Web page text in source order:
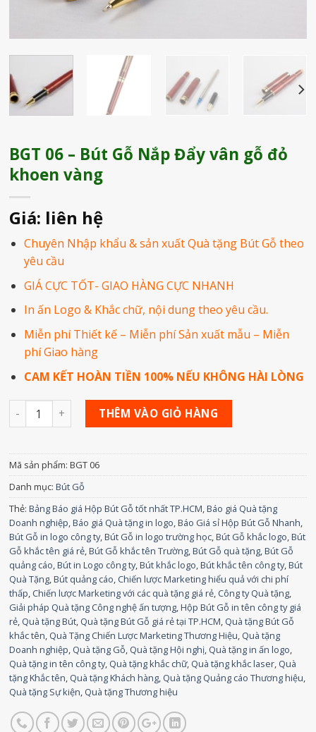
BGT 06 – Bút Gỗ Nắp Đẩy vân gỗ đỏ
khoen vàng
Giá: liên hệ
Chuyên Nhập khẩu & sản xuất Quà tặng Bút Gỗ theo
yêu cầu
GIÁ CỰC TỐT- GIAO HÀNG CỰC NHANH
In ấn Logo & Khắc chữ, nội dung theo yêu cầu.
Miễn phí Thiết kế – Miễn phí Sản xuất mẫu – Miễn
phí Giao hàng
CAM KẾT HOÀN TIỀN 100% NẾU KHÔNG HÀI LÒNG
Số lượng THÊM VÀO GIỎ HÀNG
Mã sản phẩm: BGT 06
Danh mục: Bút Gỗ
Thẻ: Bảng Báo giá Hộp Bút Gỗ tốt nhất TP.HCM,Báo giá Quà tặng
Doanh nghiệp,Báo giá Quà tặng in logo,Báo Giá sỉ Hộp Bút Gỗ Nhanh,
Bút Gỗ in logo công ty,Bút Gỗ in logo trường học,Bút Gỗ khắc logo,Bút
Gỗ khắc tên giá rẻ,Bút Gỗ khắc tên Trường,Bút Gỗ quà tặng,Bút Gỗ
quảng cáo,Bút in Logo công ty,Bút khắc logo,Bút khắc tên công ty,Bút
Quà Tặng,Bút quảng cáo, Chiến lược Marketing hiểu quả với chi phí
thấp, Chiến lược Marketing với các quà tặng giá rẻ, Công ty Quà tặng,
Giải pháp Quà tặng Công nghệ ấn tượng,Hộp Bút Gỗ in tên công ty giá
rẻ, Quà tặng Bút, Quà tặng Bút Gỗ giá rẻ tại TP.HCM, Quà tặng Bút Gỗ
khắc tên, Quà Tặng Chiến Lược Marketing Thương Hiệu, Quà tặng
Doanh nghiệp, Quà tặng Gỗ, Quà tặng Hội nghị, Quà tặng in ấn logo,
Quà tặng in tên công ty, Quà tặng khắc chữ, Quà tặng khắc laser, Quà
tặng Khắc tên, Quà tặng Khách hàng, Quà tặng Quảng cáo Thương hiệu,
Quà tặng Sự kiện, Quà tặng Thương hiệu